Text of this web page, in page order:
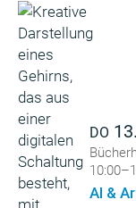
DO
AI &